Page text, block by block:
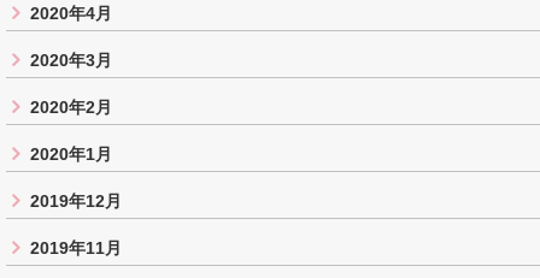
2020年4月
2020年3月
2020年2月
2020年1月
2019年12月
2019年11月